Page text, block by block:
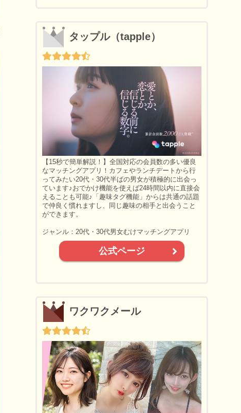
タップル（tapple）
【15秒で簡単解説！】全国対応の会員数の多い優良
なマッチングアプリ！カフェやランチデートから行
ってみたい20代・30代半ばの男女が積極的に出会っ
ています♪おでかけ機能を使えば24時間以内に直接会
えることも可能♪「趣味タグ機能」からは共通の話題
で仲良く慣れますし、同じ趣味の相手と出会うこと
ができます。
ジャンル：20代・30代男女むけマッチングアプリ
公式ページ
ワクワクメール